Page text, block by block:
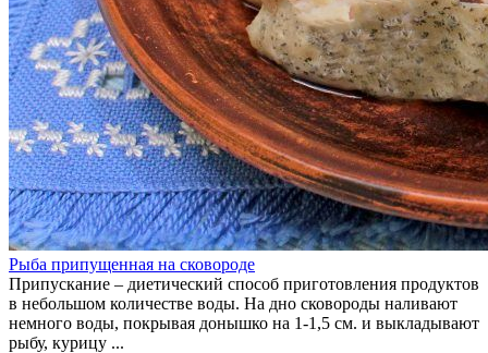
Рыба припущенная на сковороде
Припускание – диетический способ приготовления продуктов
в небольшом количестве воды. На дно сковороды наливают
немного воды, покрывая донышко на 1-1,5 см. и выкладывают
рыбу, курицу ...